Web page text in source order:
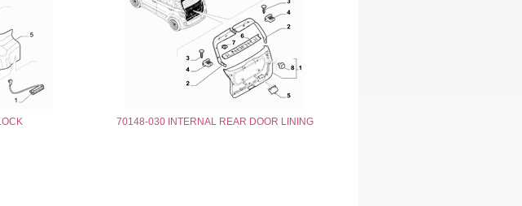
70148-030 INTERNAL REAR DOOR LINING